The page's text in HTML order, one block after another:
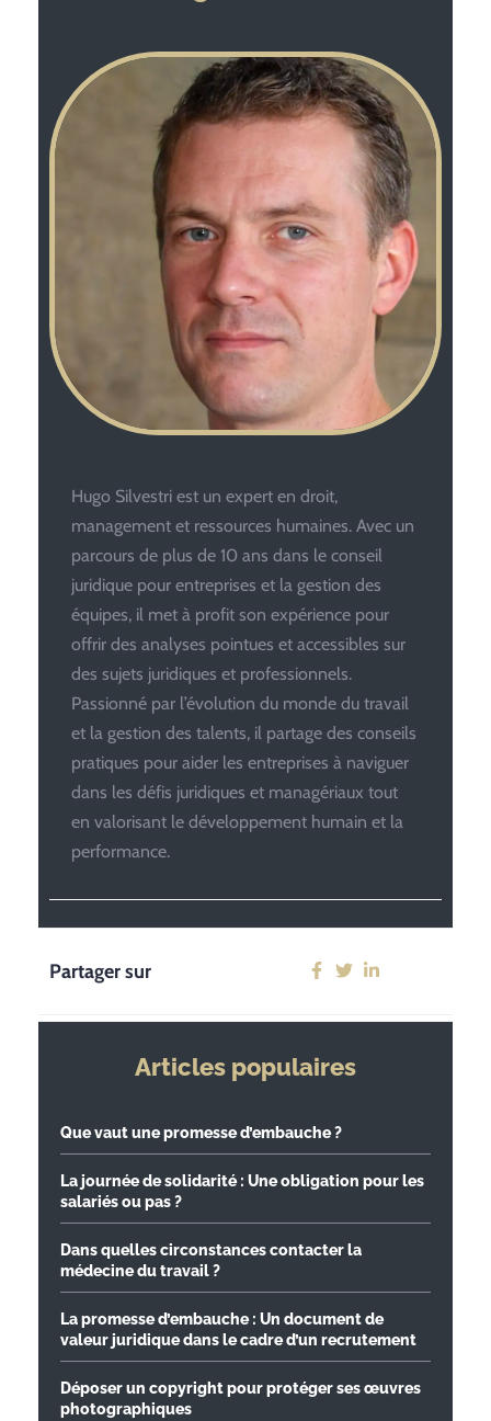
Hugo Silvestri est un expert en droit,
management et ressources humaines. Avec un
parcours de plus de 10 ans dans le conseil
juridique pour entreprises et la gestion des
équipes, il met à profit son expérience pour
offrir des analyses pointues et accessibles sur
des sujets juridiques et professionnels.
Passionné par l’évolution du monde du travail
et la gestion des talents, il partage des conseils
pratiques pour aider les entreprises à naviguer
dans les défis juridiques et managériaux tout
en valorisant le développement humain et la
performance.
Partager sur
Articles populaires
Que vaut une promesse d’embauche ?
La journée de solidarité : Une obligation pour les
salariés ou pas ?
Dans quelles circonstances contacter la
médecine du travail ?
La promesse d’embauche : Un document de
valeur juridique dans le cadre d’un recrutement
Déposer un copyright pour protéger ses œuvres
photographiques